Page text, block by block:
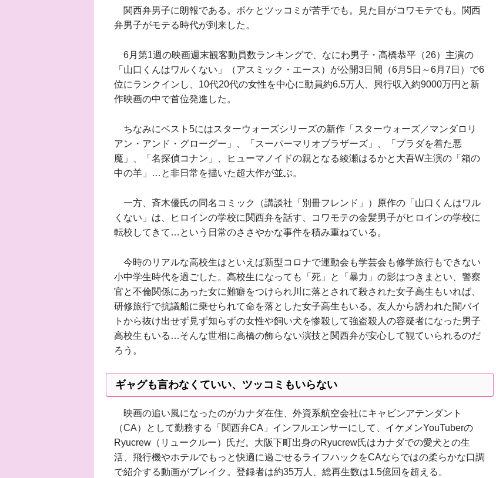
関西弁男子に朗報である。ボケとツッコミが苦手でも。見た目がコワモテでも。関西
弁男子がモテる時代が到来した。
6月第1週の映画週末観客動員数ランキングで、なにわ男子・高橋恭平（26）主演の
「山口くんはワルくない」（アスミック・エース）が公開3日間（6月5日～6月7日）で6
位にランクインし、10代20代の女性を中心に動員約6.5万人、興行収入約9000万円と新
作映画の中で首位発進した。
ちなみにベスト5にはスターウォーズシリーズの新作「スターウォーズ／マンダロリ
アン・アンド・グローグー」、「スーパーマリオブラザーズ」、「プラダを着た悪
魔」、「名探偵コナン」、ヒューマノイドの親となる綾瀬はるかと大吾W主演の「箱の
中の羊」…と非日常を描いた超大作が並ぶ。
一方、斉木優氏の同名コミック（講談社「別冊フレンド」）原作の「山口くんはワル
くない」は、ヒロインの学校に関西弁を話す、コワモテの金髪男子がヒロインの学校に
転校してきて…という日常のささやかな事件を積み重ねている。
今時のリアルな高校生はといえば新型コロナで運動会も学芸会も修学旅行もできない
小中学生時代を過ごした。高校生になっても「死」と「暴力」の影はつきまとい、警察
官と不倫関係にあった女に難癖をつけられ川に落とされて殺された女子高生もいれば、
研修旅行で抗議船に乗せられて命を落とした女子高生もいる。友人から誘われた闇バイ
トから抜け出せず見ず知らずの女性や飼い犬を惨殺して強盗殺人の容疑者になった男子
高校生もいる…そんな世相に高橋の飾らない演技と関西弁が安心して観ていられるのだ
ろう。
ギャグも言わなくていい、ツッコミもいらない
映画の追い風になったのがカナダ在住、外資系航空会社にキャビンアテンダント
（CA）として勤務する「関西弁CA」インフルエンサーにして、イケメンYouTuberの
Ryucrew（リュークルー）氏だ。大阪下町出身のRyucrew氏はカナダでの愛犬との生
活、飛行機やホテルでもっと快適に過ごせるライフハックをCAならではの柔らかな口調
で紹介する動画がブレイク。登録者は約35万人、総再生数は1.5億回を超える。